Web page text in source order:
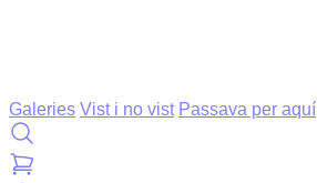
Galeries Vist i no vist Passava per aquí